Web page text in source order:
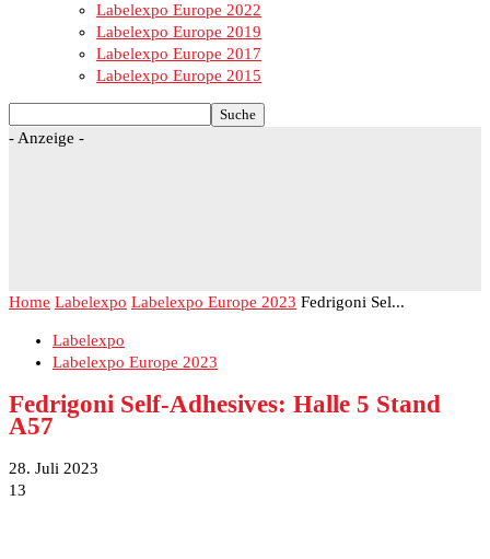
Labelexpo Europe 2022
Labelexpo Europe 2019
Labelexpo Europe 2017
Labelexpo Europe 2015
- Anzeige -
Home Labelexpo Labelexpo Europe 2023 Fedrigoni Sel...
Labelexpo
Labelexpo Europe 2023
Fedrigoni Self-Adhesives: Halle 5 Stand
A57
28. Juli 2023
13